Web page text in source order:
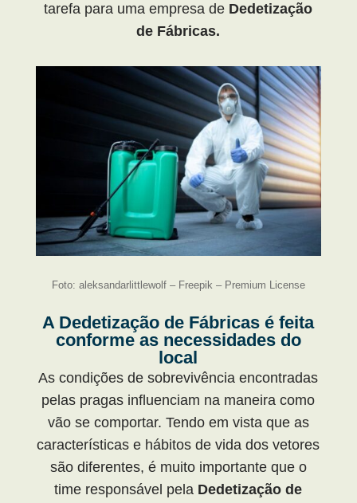
tarefa para uma empresa de Dedetização
de Fábricas.
Foto: aleksandarlittlewolf – Freepik – Premium License
A Dedetização de Fábricas é feita
conforme as necessidades do
local
As condições de sobrevivência encontradas
pelas pragas influenciam na maneira como
vão se comportar. Tendo em vista que as
características e hábitos de vida dos vetores
são diferentes, é muito importante que o
time responsável pela Dedetização de